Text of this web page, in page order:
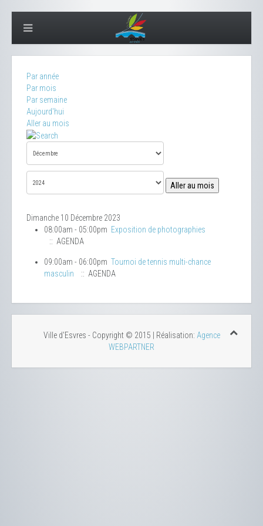
Par année
Par mois
Par semaine
Aujourd'hui
Aller au mois
Aller au mois
Dimanche 10 Décembre 2023
08:00am - 05:00pm Exposition de photographies
:: AGENDA
09:00am - 06:00pm Tournoi de tennis multi-chance
masculin
:: AGENDA
Ville d'Esvres - Copyright © 2015 | Réalisation: Agence
WEBPARTNER